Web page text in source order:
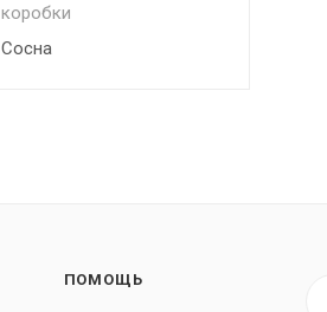
коробки
Сосна
ПОМОЩЬ